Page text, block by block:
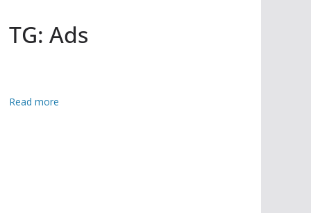
TG: Ads
Read more